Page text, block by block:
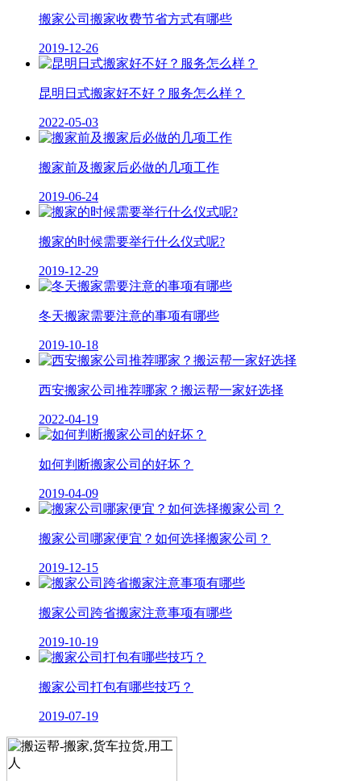
搬家公司搬家收费节省方式有哪些
2019-12-26
昆明日式搬家好不好？服务怎么样？
2022-05-03
搬家前及搬家后必做的几项工作
2019-06-24
搬家的时候需要举行什么仪式呢?
2019-12-29
冬天搬家需要注意的事项有哪些
2019-10-18
西安搬家公司推荐哪家？搬运帮一家好选择
2022-04-19
如何判断搬家公司的好坏？
2019-04-09
搬家公司哪家便宜？如何选择搬家公司？
2019-12-15
搬家公司跨省搬家注意事项有哪些
2019-10-19
搬家公司打包有哪些技巧？
2019-07-19